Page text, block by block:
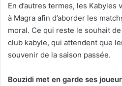
En d’autres termes, les
à Magra afin d’aborder les
moral. Ce qui reste le souhait
club kabyle, qui attendent que
souvenir de la saison passée.
Bouzidi met en garde ses